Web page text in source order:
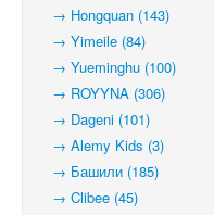
→ Hongquan (143)
→ Yimeile (84)
→ Yueminghu (100)
→ ROYYNA (306)
→ Dageni (101)
→ Alemy Kids (3)
→ Башили (185)
→ Clibee (45)